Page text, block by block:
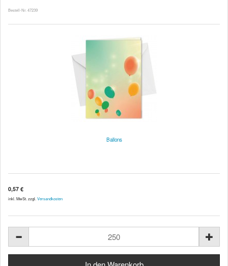
Bestell-Nr. 47239
Ballons
0,57 €
inkl. MwSt. zzgl. Versandkosten